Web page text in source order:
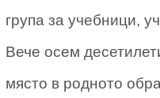
група за учебници,
Вече осем
място в родното